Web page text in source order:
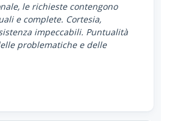
le richieste contengono
e complete. Cortesia,
impeccabili. Puntualità
problematiche e delle